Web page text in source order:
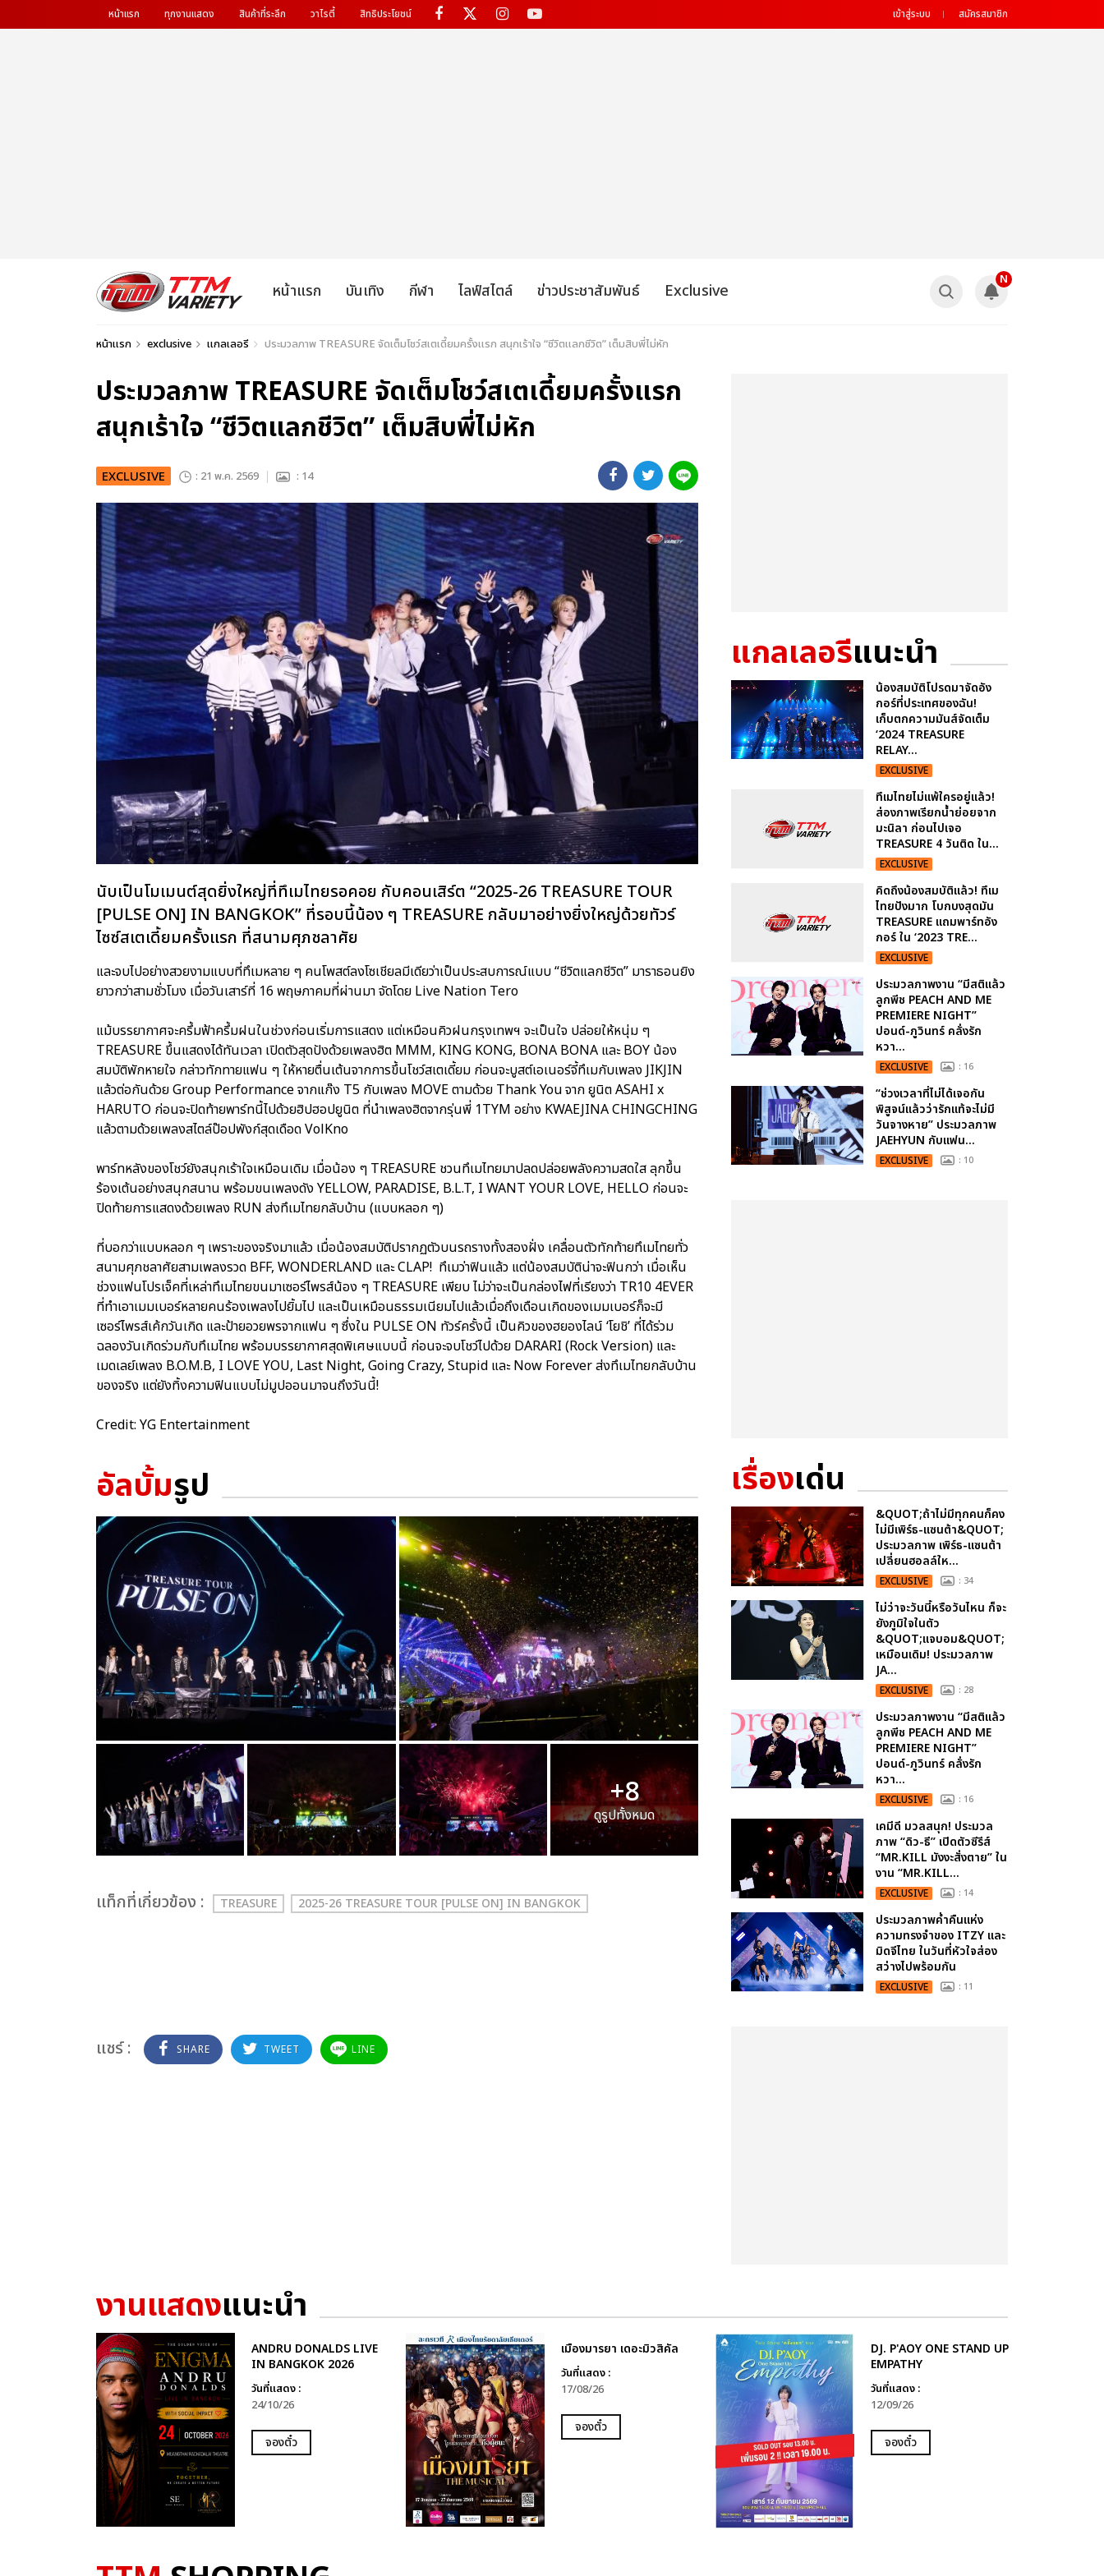
หน้าแรก ทุกงานแสดง สินค้าที่ระลึก วาไรตี้ สิทธิประโยชน์ เข้าสู่ระบบ สมัครสมาชิก
หน้าแรก บันเทิง กีฬา ไลฟ์สไตล์ ข่าวประชาสัมพันธ์ Exclusive
N
หน้าแรก exclusive แกลเลอรี ประมวลภาพ TREASURE จัดเต็มโชว์สเตเดี้ยมครั้งแรก สนุกเร้าใจ “ชีวิตแลกชีวิต” เต็มสิบพี่ไม่หัก
ประมวลภาพ TREASURE จัดเต็มโชว์สเตเดี้ยมครั้งแรก
สนุกเร้าใจ “ชีวิตแลกชีวิต” เต็มสิบพี่ไม่หัก
EXCLUSIVE : 21 พ.ค. 2569 : 14
นับเป็นโมเมนต์สุดยิ่งใหญ่ที่ทึเมไทยรอคอย กับคอนเสิร์ต “2025-26 TREASURE TOUR
[PULSE ON] IN BANGKOK” ที่รอบนี้น้อง ๆ TREASURE กลับมาอย่างยิ่งใหญ่ด้วยทัวร์
ไซซ์สเตเดี้ยมครั้งแรก ที่สนามศุภชลาศัย
และจบไปอย่างสวยงามแบบที่ทึเมหลาย ๆ คนโพสต์ลงโซเชียลมีเดียว่าเป็นประสบการณ์แบบ “ชีวิตแลกชีวิต” มาราธอนยิง
ยาวกว่าสามชั่วโมง เมื่อวันเสาร์ที่ 16 พฤษภาคมที่ผ่านมา จัดโดย Live Nation Tero
แม้บรรยากาศจะครึ้มฟ้าครึ้มฝนในช่วงก่อนเริ่มการแสดง แต่เหมือนคิวฝนกรุงเทพฯ จะเป็นใจ ปล่อยให้หนุ่ม ๆ
TREASURE ขึ้นแสดงได้ทันเวลา เปิดตัวสุดปังด้วยเพลงฮิต MMM, KING KONG, BONA BONA และ BOY น้อง
สมบัติพักหายใจ กล่าวทักทายแฟน ๆ ให้หายตื่นเต้นจากการขึ้นโชว์สเตเดี้ยม ก่อนจะบูสต์เอเนอร์จี้ทึเมกับเพลง JIKJIN
แล้วต่อกันด้วย Group Performance จากแก๊ง T5 กับเพลง MOVE ตามด้วย Thank You จาก ยูนิต ASAHI x
HARUTO ก่อนจะปิดท้ายพาร์ทนี้ไปด้วยฮิปฮอปยูนิต ที่นำเพลงฮิตจากรุ่นพี่ 1TYM อย่าง KWAEJINA CHINGCHING
แล้วตามด้วยเพลงสไตล์ป๊อปพังก์สุดเดือด VolKno
พาร์ทหลังของโชว์ยังสนุกเร้าใจเหมือนเดิม เมื่อน้อง ๆ TREASURE ชวนทึเมไทยมาปลดปล่อยพลังความสดใส ลุกขึ้น
ร้องเต้นอย่างสนุกสนาน พร้อมขนเพลงดัง YELLOW, PARADISE, B.L.T, I WANT YOUR LOVE, HELLO ก่อนจะ
ปิดท้ายการแสดงด้วยเพลง RUN ส่งทึเมไทยกลับบ้าน (แบบหลอก ๆ)
ที่บอกว่าแบบหลอก ๆ เพราะของจริงมาแล้ว เมื่อน้องสมบัติปรากฏตัวบนรถรางทั้งสองฝั่ง เคลื่อนตัวทักท้ายทึเมไทยทั่ว
สนามศุภชลาศัยสามเพลงรวด BFF, WONDERLAND และ CLAP! ทึเมว่าฟินแล้ว แต่น้องสมบัติน่าจะฟินกว่า เมื่อเห็น
ช่วงแฟนโปรเจ็คที่เหล่าทึเมไทยขนมาเซอร์ไพรส์น้อง ๆ TREASURE เพียบ ไม่ว่าจะเป็นกล่องไฟที่เรียงว่า TR10 4EVER
ที่ทำเอาเมมเบอร์หลายคนร้องเพลงไปยิ้มไป และเป็นเหมือนธรรมเนียมไปแล้วเมื่อถึงเดือนเกิดของเมมเบอร์ก็จะมี
เซอร์ไพรส์เค้กวันเกิด และป้ายอวยพรจากแฟน ๆ ซึ่งใน PULSE ON ทัวร์ครั้งนี้ เป็นคิวของฮยองไลน์ ‘โยชิ’ ที่ได้ร่วม
ฉลองวันเกิดร่วมกับทึเมไทย พร้อมบรรยากาศสุดพิเศษแบบนี้ ก่อนจะจบโชว์ไปด้วย DARARI (Rock Version) และ
เมดเลย์เพลง B.O.M.B, I LOVE YOU, Last Night, Going Crazy, Stupid และ Now Forever ส่งทึเมไทยกลับบ้าน
ของจริง แต่ยังทิ้งความฟินแบบไม่มูปออนมาจนถึงวันนี้!
Credit: YG Entertainment
อัลบั้มรูป
+8
ดูรูปทั้งหมด
เเท็กที่เกี่ยวข้อง : TREASURE 2025-26 TREASURE TOUR [PULSE ON] IN BANGKOK
แชร์ : SHARE TWEET LINE
แกลเลอรีแนะนำ
น้องสมบัติโปรดมาจัดอัง
กอร์ที่ประเทศของฉัน!
เก็บตกความมันส์จัดเต็ม
‘2024 TREASURE
RELAY...
EXCLUSIVE
ทึเมไทยไม่แพ้ใครอยู่แล้ว!
ส่องภาพเรียกน้ำย่อยจาก
มะนิลา ก่อนไปเจอ
TREASURE 4 วันติด ใน...
EXCLUSIVE
คิดถึงน้องสมบัติแล้ว! ทึเม
ไทยปังมาก โบกบงสุดมัน
TREASURE แถมพาร์ทอัง
กอร์ ใน ‘2023 TRE...
EXCLUSIVE
ประมวลภาพงาน “มีสติแล้ว
ลูกพีช PEACH AND ME
PREMIERE NIGHT”
ปอนด์-ภูวินทร์ คลั่งรัก
หวา...
EXCLUSIVE : 16
“ช่วงเวลาที่ไม่ได้เจอกัน
พิสูจน์แล้วว่ารักแท้จะไม่มี
วันจางหาย” ประมวลภาพ
JAEHYUN กับแฟน...
EXCLUSIVE : 10
เรื่องเด่น
&QUOT;ถ้าไม่มีทุกคนก็คง
ไม่มีเพิร์ธ-แซนต้า&QUOT;
ประมวลภาพ เพิร์ธ-แซนต้า
เปลี่ยนฮอลล์ให...
EXCLUSIVE : 34
ไม่ว่าจะวันนี้หรือวันไหน ก็จะ
ยังภูมิใจในตัว
&QUOT;แจบอม&QUOT;
เหมือนเดิม! ประมวลภาพ
JA...
EXCLUSIVE : 28
ประมวลภาพงาน “มีสติแล้ว
ลูกพีช PEACH AND ME
PREMIERE NIGHT”
ปอนด์-ภูวินทร์ คลั่งรัก
หวา...
EXCLUSIVE : 16
เคมีดี มวลสนุก! ประมวล
ภาพ “ดิว-ธี” เปิดตัวซีรีส์
“MR.KILL มังงะสั่งตาย” ใน
งาน “MR.KILL...
EXCLUSIVE : 14
ประมวลภาพค่ำคืนแห่ง
ความทรงจำของ ITZY และ
มิดจีไทย ในวันที่หัวใจส่อง
สว่างไปพร้อมกัน
EXCLUSIVE : 11
งานแสดงแนะนำ
ANDRU DONALDS LIVE
IN BANGKOK 2026
วันที่แสดง :
24/10/26
จองตั๋ว
เมืองมารยา เดอะมิวสิคัล
วันที่แสดง :
17/08/26
จองตั๋ว
DJ. P'AOY ONE STAND UP
EMPATHY
วันที่แสดง :
12/09/26
จองตั๋ว